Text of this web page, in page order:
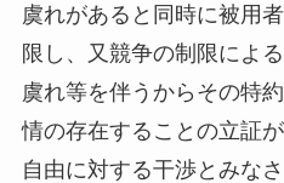
虞れがあると同時に被用
限し、又競争の制限によ
虞れ等を伴うからその特
情の存在することの立証
自由に対する干渉とみな